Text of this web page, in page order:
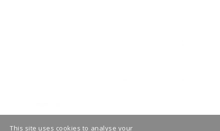
This site uses cookies to analyse your